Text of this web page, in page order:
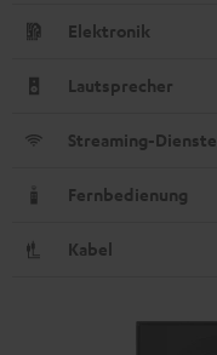
Elektronik
Lautsprecher
Streaming-Dienste
Fernbedienung
Kabel